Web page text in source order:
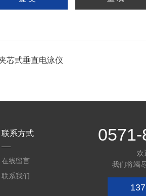
芯式垂直电泳仪
联系方式
在线留言
联系我们
欢
我们将竭